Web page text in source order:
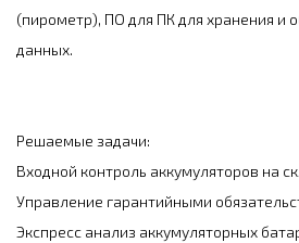
(пирометр), ПО для ПК для хранения и
данных.
Решаемые задачи:
Входной контроль аккумуляторов на
Управление гарантийными
Экспресс анализ аккумуляторных